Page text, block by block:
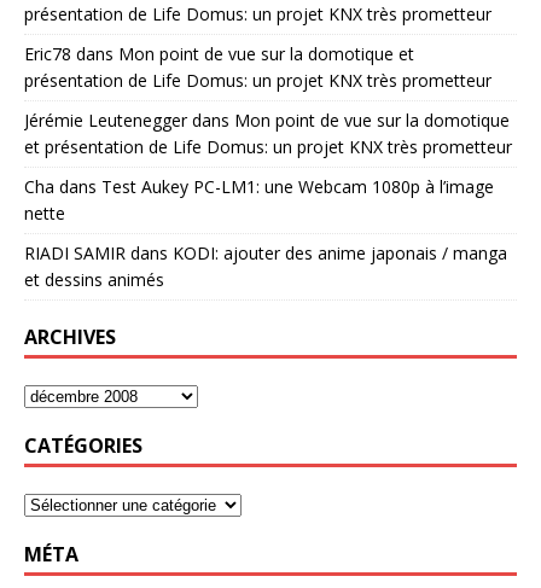
présentation de Life Domus: un projet KNX très prometteur
Eric78 dans Mon point de vue sur la domotique et
présentation de Life Domus: un projet KNX très prometteur
Jérémie Leuteneggerdans Mon point de vue sur la domotique
et présentation de Life Domus: un projet KNX très prometteur
Cha dans Test Aukey PC-LM1: une Webcam 1080p à l’image
nette
RIADI SAMIR dans KODI: ajouter des anime japonais / manga
et dessins animés
ARCHIVES
CATÉGORIES
MÉTA